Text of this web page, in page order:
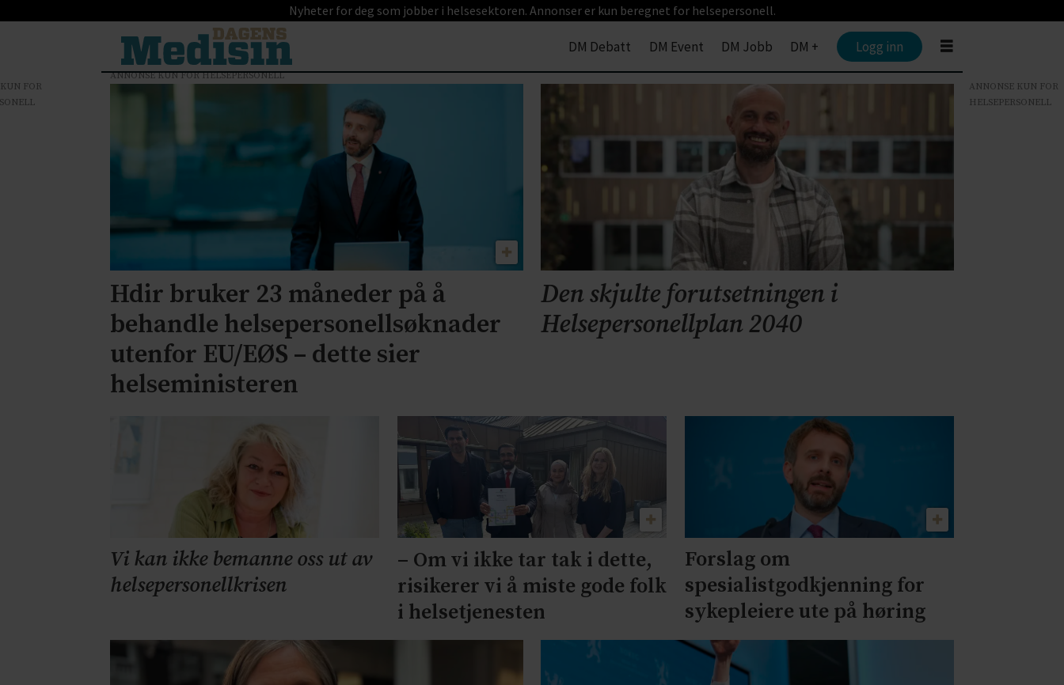
Nyheter for deg som jobber i helsesektoren. Annonser er kun beregnet for helsepersonell.
DM Debatt DM Event DM Jobb DM + Logg inn
Tag:
helsepersonellplan
ANNONSE KUN FOR HELSEPERSONELL
Hdir bruker 23 måneder på å
behandle helsepersonellsøknader
utenfor EU/EØS – dette sier
helseministeren
Den skjulte forutsetningen i
Helsepersonellplan 2040
Vi kan ikke bemanne oss ut av
helsepersonellkrisen
– Om vi ikke tar tak i dette,
risikerer vi å miste gode folk
i helsetjenesten
Forslag om
spesialistgodkjenning for
sykepleiere ute på høring
FOR
ANNONSE KUN FOR
HELSEPERSONELL